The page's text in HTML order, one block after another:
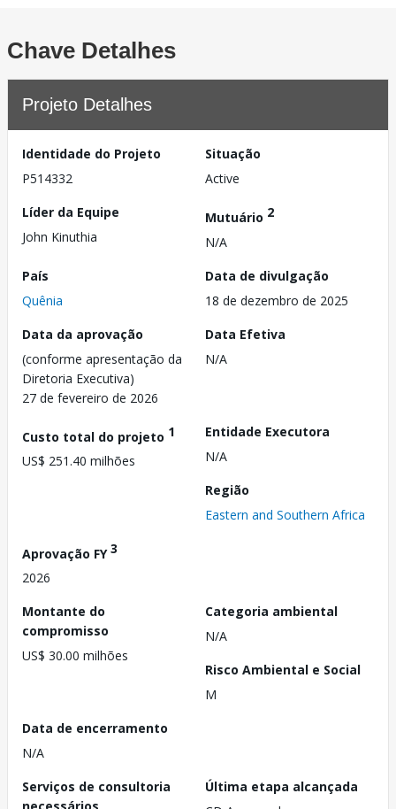
Chave Detalhes
Projeto Detalhes
Identidade do Projeto
P514332
Situação
Active
Líder da Equipe
John Kinuthia
Mutuário 2
N/A
País
Quênia
Data de divulgação
18 de dezembro de 2025
Data da aprovação
(conforme apresentação da
Diretoria Executiva)
27 de fevereiro de 2026
Data Efetiva
N/A
Custo total do projeto 1
US$ 251.40 milhões
Entidade Executora
N/A
Região
Eastern and Southern Africa
Aprovação FY3
2026
Montante do
compromisso
US$ 30.00 milhões
Categoria ambiental
N/A
Risco Ambiental e Social
M
Data de encerramento
N/A
Serviços de consultoria
Última etapa alcançada